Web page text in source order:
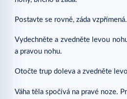
Postavte se rovně, záda vzpřímená.
Vydechněte a zvedněte levou
a pravou nohu.
Otočte trup doleva a zvedněte
Váha těla spočívá na pravé noze.